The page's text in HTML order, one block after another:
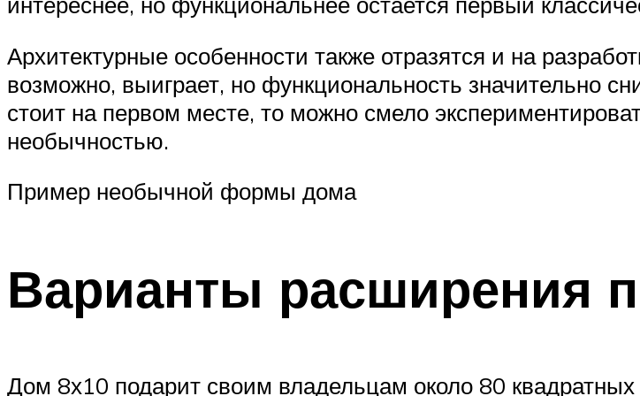
Архитектурные особенности также отразятся и на
возможно, выиграет, но функциональность значительно
стоит на первом месте, то можно смело
необычностью.
Пример необычной формы дома
Варианты расширения
Дом 8х10 подарит своим владельцам около 80